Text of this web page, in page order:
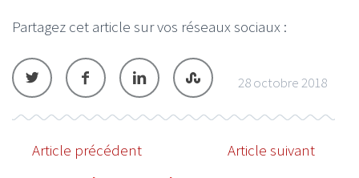
Partagez cet article sur vos réseaux sociaux :
28 octobre 2018
Article précédent Article suivant